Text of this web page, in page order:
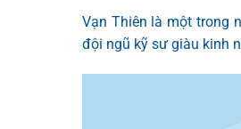
Vạn Thiên là một trong
đội ngũ kỹ sư giàu kinh